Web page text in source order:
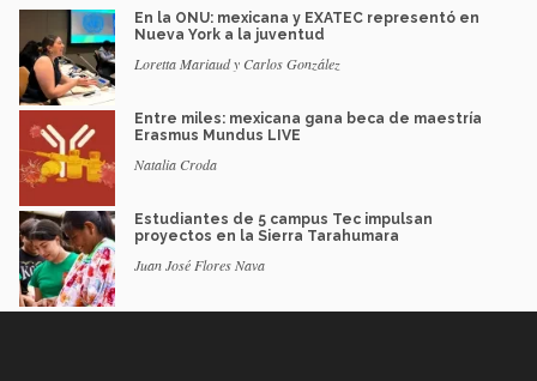
En la ONU: mexicana y EXATEC representó en
Nueva York a la juventud
Loretta Mariaud y Carlos González
Entre miles: mexicana gana beca de maestría
Erasmus Mundus LIVE
Natalia Croda
Estudiantes de 5 campus Tec impulsan
proyectos en la Sierra Tarahumara
Juan José Flores Nava